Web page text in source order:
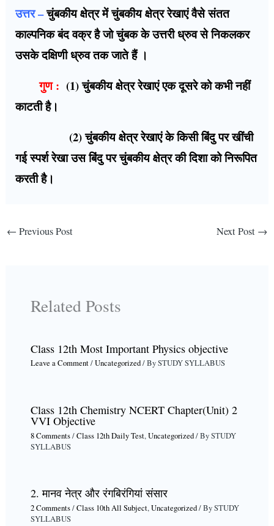
उत्तर –चुंबकीय क्षेत्र में चुंबकीय क्षेत्र रेखाएं वैसे संतत
काल्पनिक बंद वक्र है जो चुंबक के उत्तरी ध्रुव से निकलकर
उसके दक्षिणी ध्रुव तक जाते हैं ।
गुण : (1) चुंबकीय क्षेत्र रेखाएं एक दूसरे को कभी नहीं
काटती है।
(2) चुंबकीय क्षेत्र रेखाएं के किसी बिंदु पर खींची
गई स्पर्श रेखा उस बिंदु पर चुंबकीय क्षेत्र की दिशा को निरूपित
करती है।
← Previous Post Next Post →
Related Posts
Class 12th Most Important Physics objective
Leave a Comment/Uncategorized/ BySTUDY SYLLABUS
Class 12th Chemistry NCERT Chapter(Unit) 2
VVI Objective
8 Comments/Class 12th Daily Test,Uncategorized/ BySTUDY
SYLLABUS
2. मानव नेत्र और रंगबिरंगियां संसार
2 Comments/Class 10th All Subject,Uncategorized/ BySTUDY
SYLLABUS